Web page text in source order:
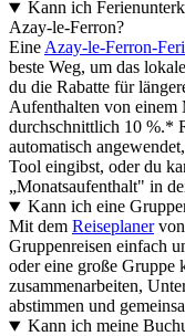
Kann ich
Azay-le-Ferron?
EineAzay-le-Ferron-
beste Weg, um das
du die Rabatte für
Aufenthalten von einem
durchschnittlich 10 %.*
automatisch
Tool eingibst, oder du
„Monatsaufenthalt" in
Kann ich eine
Mit dem Reiseplanervon
Gruppenreisen einfach
oder eine große Gruppe
zusammenarbeiten,
abstimmen und
Kann ich meine